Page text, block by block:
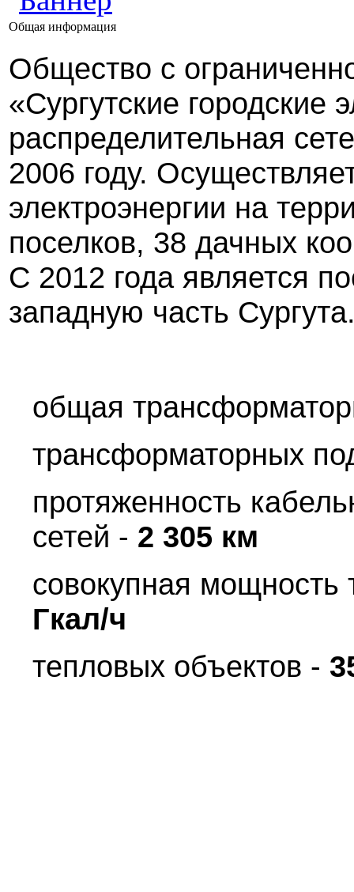
Общая информация
Общество с
«Сургутские городские
распределительная
2006 году.
электроэнергии на
поселков, 38 дачных
С 2012 года является
западную часть
общая
трансформаторных
протяженность
сетей - 2 305 км
совокупная
Гкал/ч
тепловых объектов -